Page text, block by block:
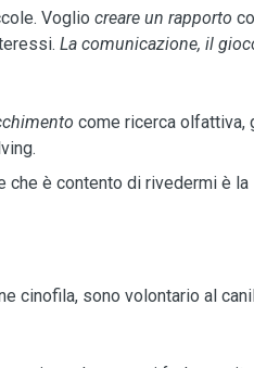
Voglio creare un rapporto
La comunicazione, il
come ricerca olfattiva,
che è contento di rivedermi è la
cinofila, sono volontario al